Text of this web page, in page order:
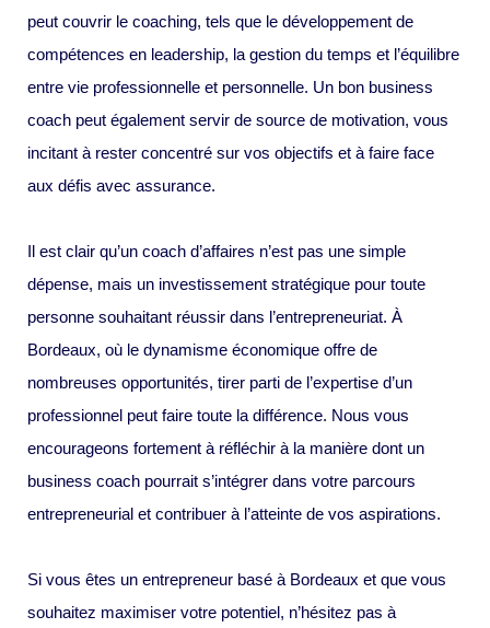
peut couvrir le coaching, tels que le développement de
compétences en leadership, la gestion du temps et l’équilibre
entre vie professionnelle et personnelle. Un bon business
coach peut également servir de source de motivation, vous
incitant à rester concentré sur vos objectifs et à faire face
aux défis avec assurance.
Il est clair qu’un coach d’affaires n’est pas une simple
dépense, mais un investissement stratégique pour toute
personne souhaitant réussir dans l’entrepreneuriat. À
Bordeaux, où le dynamisme économique offre de
nombreuses opportunités, tirer parti de l’expertise d’un
professionnel peut faire toute la différence. Nous vous
encourageons fortement à réfléchir à la manière dont un
business coach pourrait s’intégrer dans votre parcours
entrepreneurial et contribuer à l’atteinte de vos aspirations.
Si vous êtes un entrepreneur basé à Bordeaux et que vous
souhaitez maximiser votre potentiel, n’hésitez pas à